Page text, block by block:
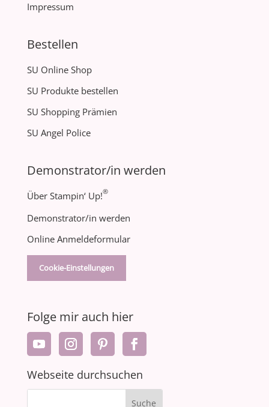
Impressum
Bestellen
SU Online Shop
SU Produkte bestellen
SU Shopping Prämien
SU Angel Police
Demonstrator/in werden
Über Stampin‘ Up!®
Demonstrator/in werden
Online Anmeldeformular
Cookie-Einstellungen
Folge mir auch hier
Webseite durchsuchen